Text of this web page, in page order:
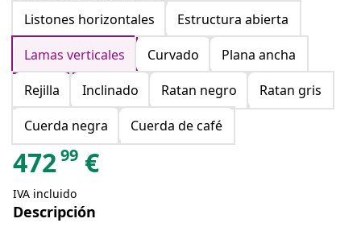
Listones horizontales
Estructura abierta
Lamas verticales
Curvado
Plana ancha
Rejilla
Inclinado Ratan negro
Ratan gris
Cuerda negra
Cuerda de café
47299 €
IVA incluido
Descripción